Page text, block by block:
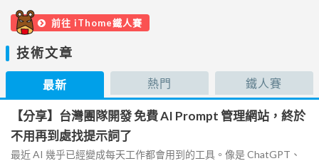
前往 iThome鐵人賽
技術文章
最新 熱門 鐵人賽
【分享】台灣團隊開發 免費 AI Prompt 管理網站，終於
不用再到處找提示詞了
最近 AI 幾乎已經變成每天工作都會用到的工具。像是 ChatGPT、